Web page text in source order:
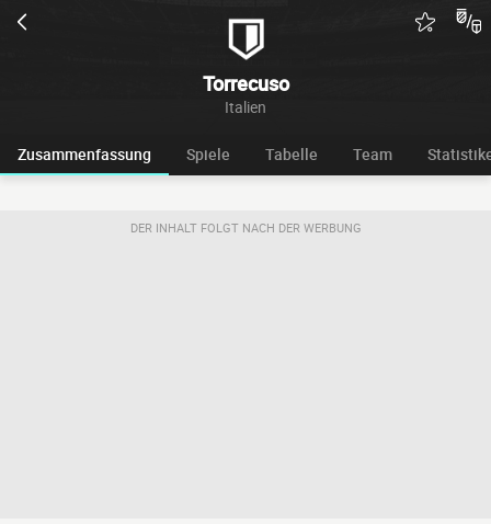
Torrecuso
Italien
Zusammenfassung Spiele Tabelle Team
DER INHALT FOLGT NACH DER WERBUNG